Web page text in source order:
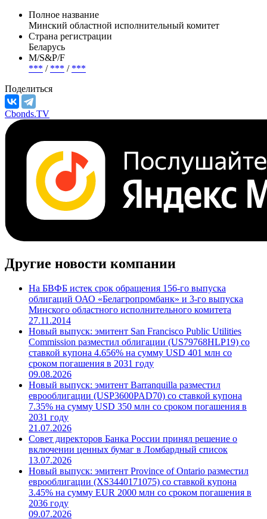
Полное название
Минский областной исполнительный комитет
Страна регистрации
Беларусь
М/S&P/F
*** / *** / ***
Поделиться
Cbonds.TV
Другие новости компании
На БВФБ истек срок обращения 156-го выпуска
облигаций ОАО «Белагропромбанк» и 3-го выпуска
Минского областного исполнительного комитета
27.11.2014
Новый выпуск: эмитент San Francisco Public Utilities
Commission разместил облигации (US79768HLP19) со
ставкой купона 4.656% на сумму USD 401 млн со
сроком погашения в 2031 году
09.08.2026
Новый выпуск: эмитент Barranquilla разместил
еврооблигации (USP3600PAD70) со ставкой купона
7.35% на сумму USD 350 млн со сроком погашения в
2031 году
21.07.2026
Совет директоров Банка России принял решение о
включении ценных бумаг в Ломбардный список
13.07.2026
Новый выпуск: эмитент Province of Ontario разместил
еврооблигации (XS3440171075) со ставкой купона
3.45% на сумму EUR 2000 млн со сроком погашения в
2036 году
09.07.2026